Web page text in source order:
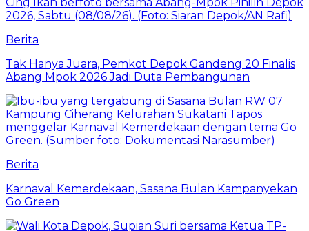
Berita
Tak Hanya Juara, Pemkot Depok Gandeng 20 Finalis
Abang Mpok 2026 Jadi Duta Pembangunan
Berita
Karnaval Kemerdekaan, Sasana Bulan Kampanyekan
Go Green